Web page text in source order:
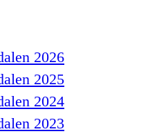
2026
2025
2024
2023